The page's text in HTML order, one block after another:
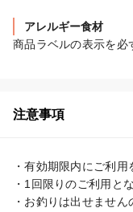
アレルギー食材
商品ラベルの表示を必
注意事項
・有効期限内にご利用
・1回限りのご利用と
・お釣りは出せません